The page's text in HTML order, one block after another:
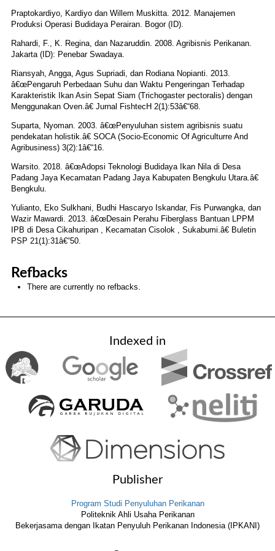
Praptokardiyo, Kardiyo dan Willem Muskitta. 2012. Manajemen
Produksi Operasi Budidaya Perairan. Bogor (ID).
Rahardi, F., K. Regina, dan Nazaruddin. 2008. Agribisnis Perikanan.
Jakarta (ID): Penebar Swadaya.
Riansyah, Angga, Agus Supriadi, dan Rodiana Nopianti. 2013.
â€œPengaruh Perbedaan Suhu dan Waktu Pengeringan Terhadap
Karakteristik Ikan Asin Sepat Siam (Trichogaster pectoralis) dengan
Menggunakan Oven.â€ Jurnal FishtecH 2(1):53â€“68.
Suparta, Nyoman. 2003. â€œPenyuluhan sistem agribisnis suatu
pendekatan holistik.â€ SOCA (Socio-Economic Of Agriculturre And
Agribusiness) 3(2):1â€“16.
Warsito. 2018. â€œAdopsi Teknologi Budidaya Ikan Nila di Desa
Padang Jaya Kecamatan Padang Jaya Kabupaten Bengkulu Utara.â€
Bengkulu.
Yulianto, Eko Sulkhani, Budhi Hascaryo Iskandar, Fis Purwangka, dan
Wazir Mawardi. 2013. â€œDesain Perahu Fiberglass Bantuan LPPM
IPB di Desa Cikahuripan , Kecamatan Cisolok , Sukabumi.â€ Buletin
PSP 21(1):31â€“50.
Refbacks
There are currently no refbacks.
Indexed in
Publisher
Program Studi Penyuluhan Perikanan
Politeknik Ahli Usaha Perikanan
Bekerjasama dengan Ikatan Penyuluh Perikanan Indonesia (IPKANI)